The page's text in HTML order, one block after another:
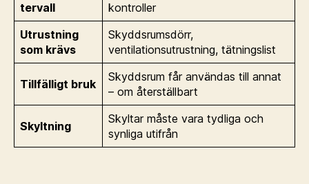
tervall
kontroller
Utrustning
som krävs
Skyddsrumsdörr,
ventilationsutrustning, tätningslist
Tillfälligt bruk
Skyddsrum får användas till annat
– om återställbart
Skyltning
Skyltar måste vara tydliga och
synliga utifrån